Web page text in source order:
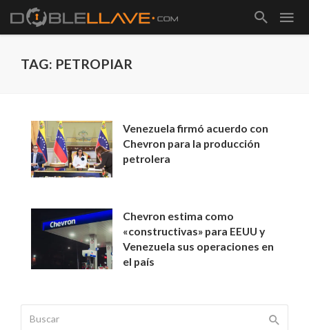
TAG: PETROPIAR
Venezuela firmó acuerdo con
Chevron para la producción
petrolera
Chevron estima como
«constructivas» para EEUU y
Venezuela sus operaciones en
el país